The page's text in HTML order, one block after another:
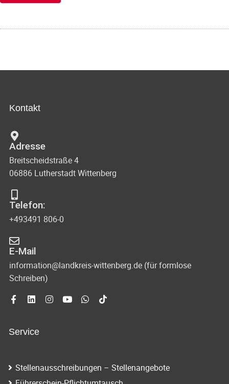
Kontakt
Adresse
Breitscheidstraße 4
06886 Lutherstadt Wittenberg
Telefon:
+493491 806-0
E-Mail
information@landkreis-wittenberg.de (für formlose
Schreiben)
Service
Stellenausschreibungen – Stellenangebote